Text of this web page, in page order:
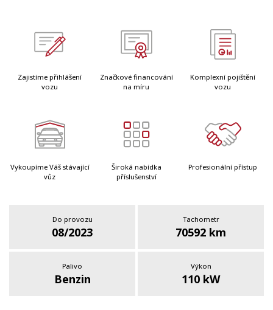
Zajistíme přihlášení
vozu
Značkové financování
na míru
Komplexní pojištění
vozu
Vykoupíme Váš stávající
vůz
Široká nabídka
příslušenství
Profesionální přístup
Do provozu
08/2023
Tachometr
70592 km
Palivo
Benzin
Výkon
110 kW